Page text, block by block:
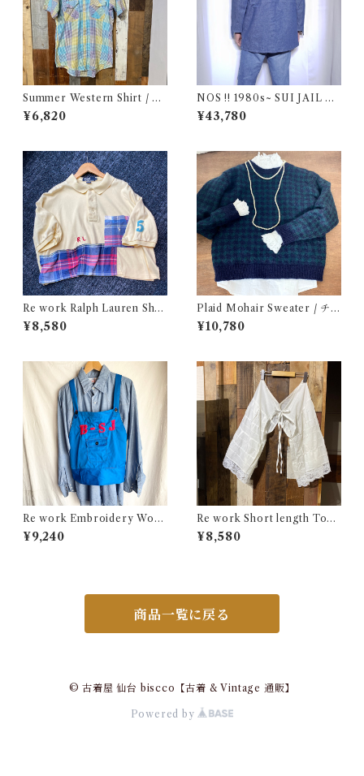
Summer Western Shirt / シ
ョートスリーブ ウエスタン シ
ャツ 古着
¥6,820
NOS !! 1980s~ SUI JAIL De
nim Work Jacket with Stenc
il / USA 実物 デッドストック
着
¥43,780
Re work Ralph Lauren Shor
t length Polo shirt / リワー
ク ラルフローレン ショート丈
¥8,580
Plaid Mohair Sweater / チェ
ック柄 モヘア セーター 古着
¥10,780
Re work Embroidery Work
Apron Vest / リワーク 刺繍
入り ワーク エプロン ベスト
¥9,240
Re work Short length Tops
/ リワーク ショート丈 ボレロ
シャツ 古着
¥8,580
商品一覧に戻る
© 古着屋 仙台 biscco【古着 & Vintage 通販】
Powered by